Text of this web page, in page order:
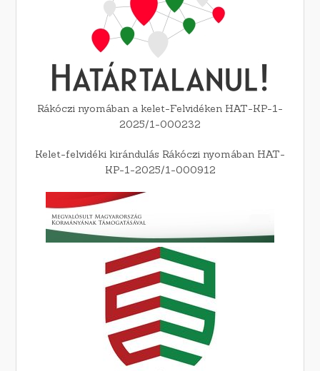
Rákóczi nyomában a kelet-Felvidéken HAT-KP-1-
2025/1-000232
Kelet-felvidéki kirándulás Rákóczi nyomában HAT-
KP-1-2025/1-000912